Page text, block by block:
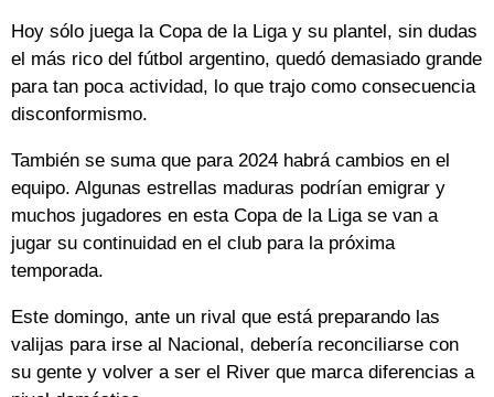
Hoy sólo juega la Copa de la Liga y su plantel, sin dudas
el más rico del fútbol argentino, quedó demasiado grande
para tan poca actividad, lo que trajo como consecuencia
disconformismo.
También se suma que para 2024 habrá cambios en el
equipo. Algunas estrellas maduras podrían emigrar y
muchos jugadores en esta Copa de la Liga se van a
jugar su continuidad en el club para la próxima
temporada.
Este domingo, ante un rival que está preparando las
valijas para irse al Nacional, debería reconciliarse con
su gente y volver a ser el River que marca diferencias a